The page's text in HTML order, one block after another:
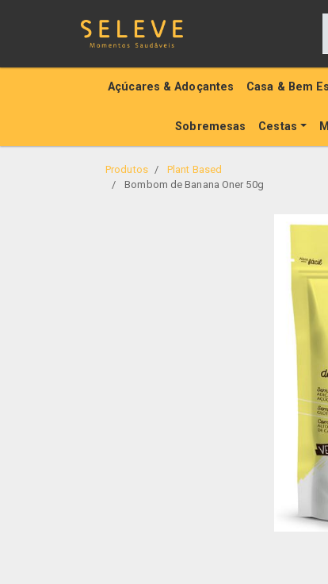
Açúcares & Adoçantes Casa & Bem
Sobremesas Cestas
Produtos
Plant Based
Bombom de Banana Oner 50g